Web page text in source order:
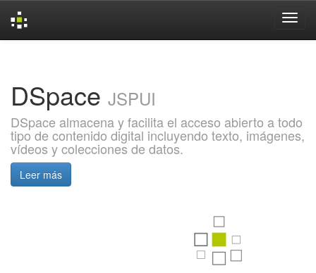
DSpace JSPUI
DSpace almacena y facilita el acceso abierto a todo
tipo de contenido digital incluyendo texto, imágenes,
vídeos y colecciones de datos.
Leer más